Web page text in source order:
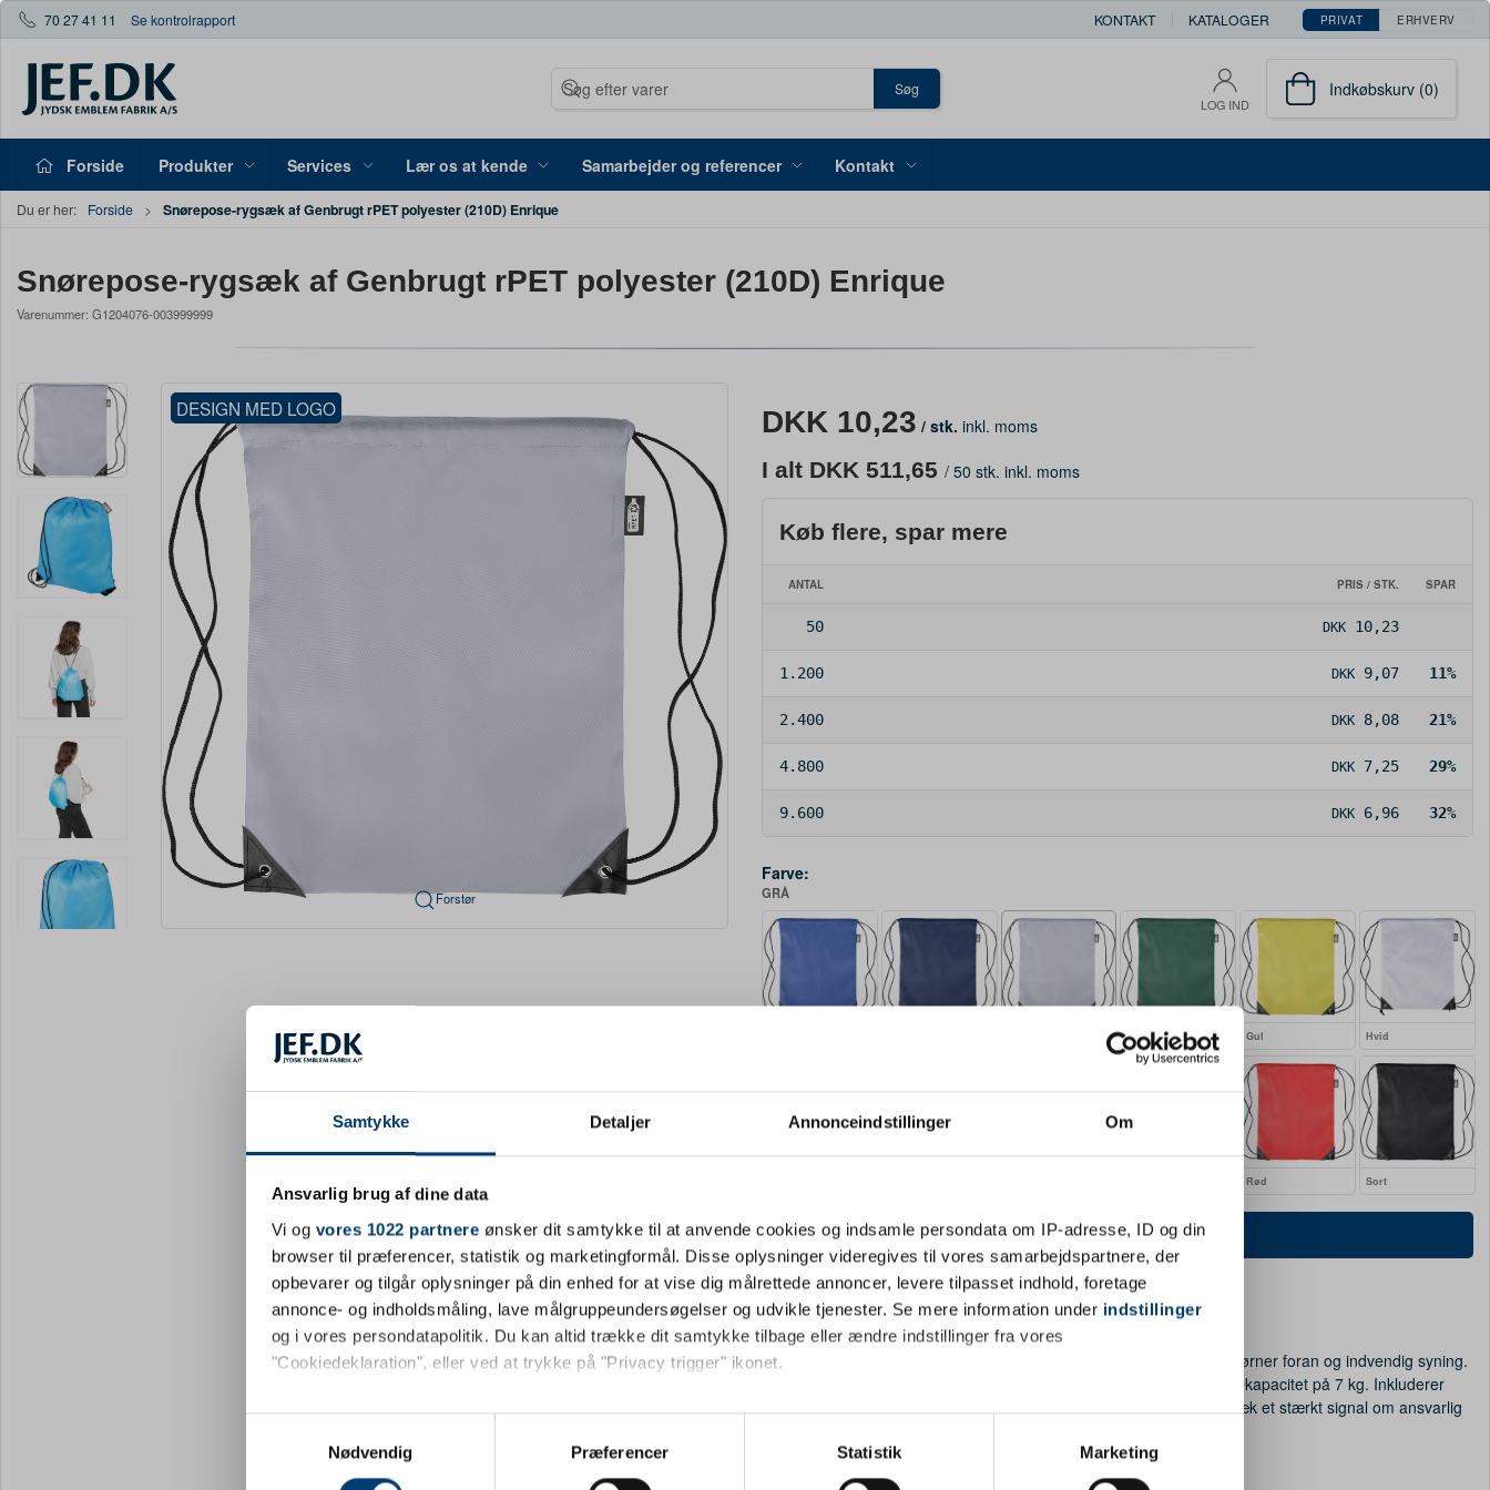
Samtykke Detaljer Annonceindstillinger Om
Ansvarlig brug af dine data
Vi og vores 1022 partnere ønsker dit samtykke til at anvende cookies og indsamle persondata om IP-adresse, ID og din
browser til præferencer, statistik og marketingformål. Disse oplysninger videregives til vores samarbejdspartnere, der
opbevarer og tilgår oplysninger på din enhed for at vise dig målrettede annoncer, levere tilpasset indhold, foretage
annonce- og indholdsmåling, lave målgruppeundersøgelser og udvikle tjenester. Se mere information under indstillinger
og i vores persondatapolitik. Du kan altid trække dit samtykke tilbage eller ændre indstillinger fra vores
"Cookiedeklaration", eller ved at trykke på "Privacy trigger" ikonet.
Hvis du tillader det, vil vi også gerne:
Indsamle præcise oplysninger om din placering, der kan være nøjagtig inden for få meter
Nødvendig
Præferencer Statistik Marketing
70 27 41 11 Se kontrolrapport KONTAKT KATALOGER PRIVAT ERHVERV
Søg
LOG IND
Indkøbskurv (0)
Forside Produkter Services Lær os at kende Samarbejder og referencer Kontakt
Du er her: Forside Snørepose-rygsæk af Genbrugt rPET polyester (210D) Enrique
Privat
Snørepose-rygsæk af Genbrugt rPET polyester (210D) Enrique
Varenummer: G1204076-003999999
DESIGN MED LOGO
Forstør
DKK 10,23 / stk. inkl. moms
I alt DKK 511,65 / 50 stk. inkl. moms
Køb flere, spar mere
ANTAL PRIS / STK. SPAR
50 DKK 10,23
1.200 DKK 9,07 11%
2.400 DKK 8,08 21%
4.800 DKK 7,25 29%
9.600 DKK 6,96 32%
Farve:
GRÅ
Grøn Gul Hvid
Rød Sort
Tilpas og køb
+9500 på lager
Levering: 7 - 12 hverdage efter godkendt layout
Bæredygtig snøreryggsæk i rPET polyester 210D med to sorte PU-hjørner foran og indvendig syning.
Sort nylonsnor på hver side, snørlukning, kapacitet på 5 liter og bærekapacitet på 7 kg. Inkluderer
rPET-label. Tilpasset med jeres logo bliver denne miljøbevidste rygsæk et stærkt signal om ansvarlig
Mere information